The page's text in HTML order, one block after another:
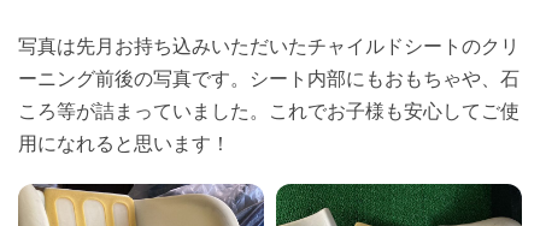
写真は先月お持ち込みいただいたチャイルドシートのクリ
ーニング前後の写真です。シート内部にもおもちゃや、石
ころ等が詰まっていました。これでお子様も安心してご使
用になれると思います！